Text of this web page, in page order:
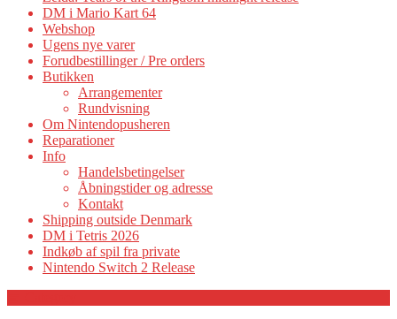
DM i Mario Kart 64
Webshop
Ugens nye varer
Forudbestillinger / Pre orders
Butikken
Arrangementer
Rundvisning
Om Nintendopusheren
Reparationer
Info
Handelsbetingelser
Åbningstider og adresse
Kontakt
Shipping outside Denmark
DM i Tetris 2026
Indkøb af spil fra private
Nintendo Switch 2 Release